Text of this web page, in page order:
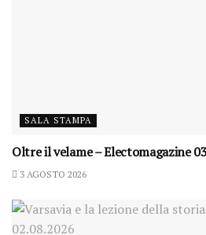
SALA STAMPA
Oltre il velame – Electomagazine
3 AGOSTO 2026